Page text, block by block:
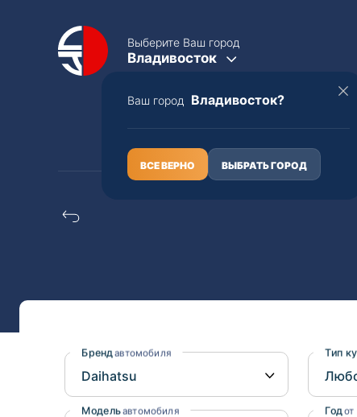
Выберите Ваш город
Владивосток
Ваш город Владивосток?
ВСЕ ВЕРНО ВЫБРАТЬ ГОРОД
Toyota
Mazda
Lexus
Tesla
Конструкторы
Бренд автомобиля
Модельавтомобиля
Тип
Год от